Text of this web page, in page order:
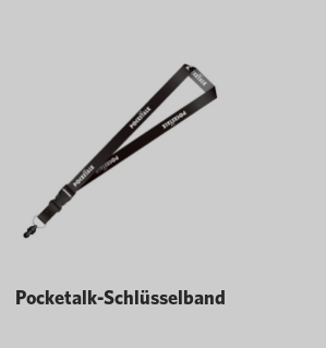
Pocketalk-Schlüsselband